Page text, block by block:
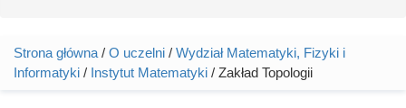
Jesteś tutaj
Strona główna / O uczelni / Wydział Matematyki, Fizyki i
Informatyki / Instytut Matematyki / Zakład Topologii